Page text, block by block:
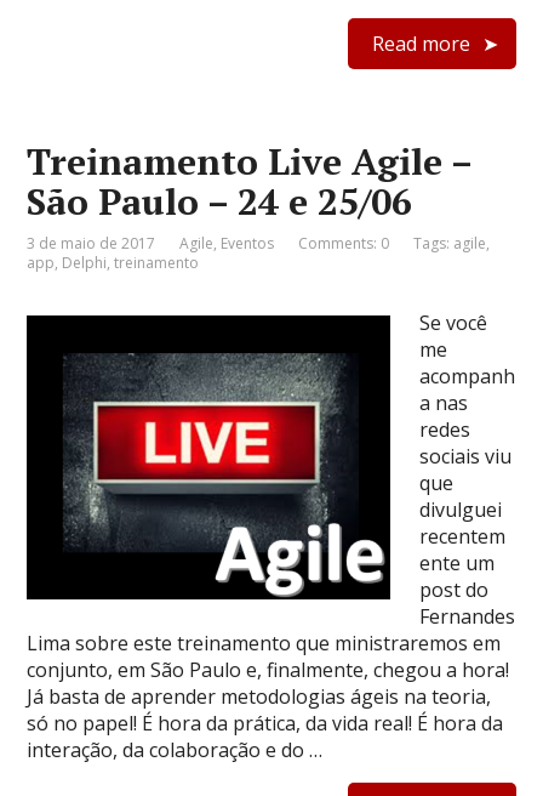
Read more
Treinamento Live Agile –
São Paulo – 24 e 25/06
3 de maio de 2017 Agile, Eventos Comments: 0 Tags: agile,
app, Delphi,treinamento
Se você
me
acompanh
a nas
redes
sociais viu
que
divulguei
recentem
ente um
post do
Fernandes
Lima sobre este treinamento que ministraremos em
conjunto, em São Paulo e, finalmente, chegou a hora!
Já basta de aprender metodologias ágeis na teoria,
só no papel! É hora da prática, da vida real! É hora da
interação, da colaboração e do …